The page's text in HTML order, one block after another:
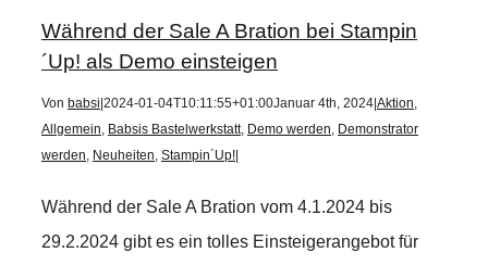
Während der Sale A Bration bei Stampin
´Up! als Demo einsteigen
Von babsi 2024-01-04T10:11:55+01:00Januar 4th, 2024 Aktion,
Allgemein, Babsis Bastelwerkstatt, Demo werden, Demonstrator
werden, Neuheiten, Stampin´Up!
Während der Sale A Bration vom 4.1.2024 bis
29.2.2024 gibt es ein tolles Einsteigerangebot für